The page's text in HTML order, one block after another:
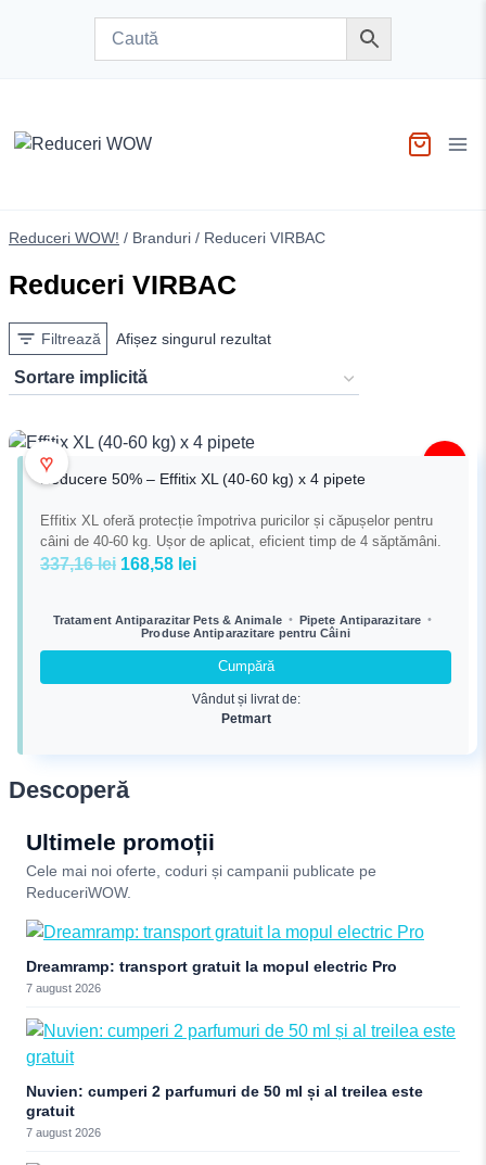
Reduceri WOW! / Branduri / Reduceri VIRBAC
Reduceri VIRBAC
Filtrează Afișez singurul rezultat
♥
Reducere 50% – Effitix XL (40-60 kg) x 4 pipete
Effitix XL oferă protecție împotriva puricilor și căpușelor pentru
câini de 40-60 kg. Ușor de aplicat, eficient timp de 4 săptămâni.
337,16lei Prețul
a
fost:
168,58 leiPrețul
este:
168,58 lei.
Tratament Antiparazitar Pets & Animale • Pipete Antiparazitare •
Produse Antiparazitare pentru Câini
Cumpără
Vândut și livrat de:
Petmart
Descoperă
Ultimele promoții
Cele mai noi oferte, coduri și campanii publicate pe
ReduceriWOW.
Dreamramp: transport gratuit la mopul electric Pro
7 august 2026
Nuvien: cumperi 2 parfumuri de 50 ml și al treilea este
gratuit
7 august 2026